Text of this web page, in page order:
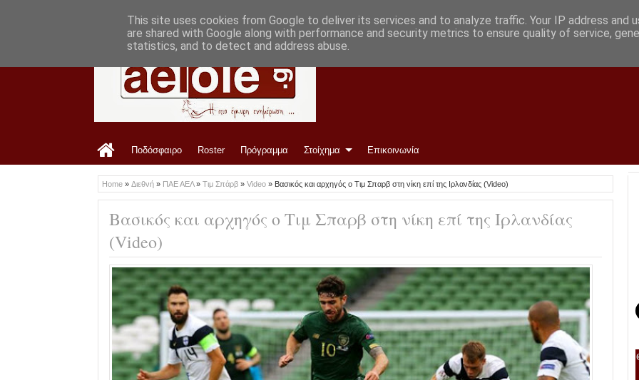
Ποδόσφαιρο Roster Πρόγραμμα Στοίχημα Επικοινωνία
Home » Διεθνή » ΠΑΕ ΑΕΛ» Τιμ Σπάρβ » Video » Βασικός και αρχηγός ο Τιμ Σπαρβ στη νίκη επί της Ιρλανδίας (Video)
Βασικός και αρχηγός ο Τιμ Σπαρβ στη νίκη επί της Ιρλανδίας
(Video)
This site uses cookies from Google to deliver its services and to analyze traffic. Your IP address and
are shared with Google along with performance and security metrics to ensure quality of service,
statistics, and to detect and address abuse.